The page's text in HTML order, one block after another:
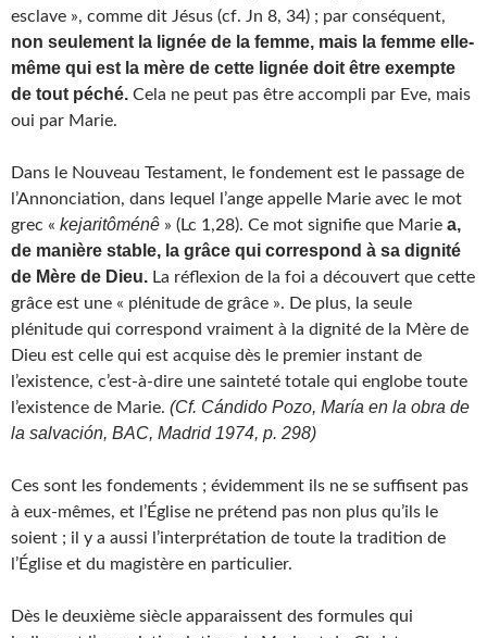
esclave », comme dit Jésus (cf. Jn 8, 34) ; par conséquent,
non seulement la lignée de la femme, mais la femme elle-
même qui est la mère de cette lignée doit être exempte
de tout péché. Cela ne peut pas être accompli par Eve, mais
oui par Marie.
Dans le Nouveau Testament, le fondement est le passage de
l’Annonciation, dans lequel l’ange appelle Marie avec le mot
grec « kejaritôménê » (Lc 1,28). Ce mot signifie que Marie a,
de manière stable, la grâce qui correspond à sa dignité
de Mère de Dieu. La réflexion de la foi a découvert que cette
grâce est une « plénitude de grâce ». De plus, la seule
plénitude qui correspond vraiment à la dignité de la Mère de
Dieu est celle qui est acquise dès le premier instant de
l’existence, c’est-à-dire une sainteté totale qui englobe toute
l’existence de Marie. (Cf. Cándido Pozo, María en la obra de
la salvación, BAC, Madrid 1974, p. 298)
Ces sont les fondements ; évidemment ils ne se suffisent pas
à eux-mêmes, et l’Église ne prétend pas non plus qu’ils le
soient ; il y a aussi l’interprétation de toute la tradition de
l’Église et du magistère en particulier.
Dès le deuxième siècle apparaissent des formules qui